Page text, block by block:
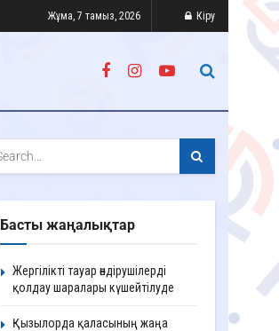
Жұма, 7 тамыз, 2026 Кіру
Басты жаңалықтар
Жергілікті тауар өндірушілерді
қолдау шаралары күшейтілуде
Қызылорда қаласының жаңа